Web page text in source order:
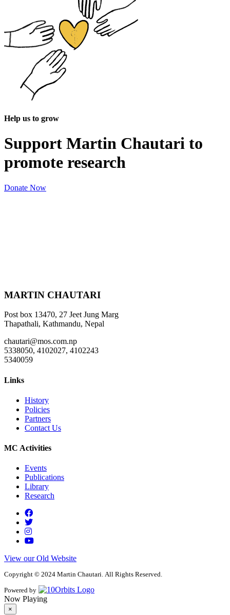
Help us to grow
Support Martin Chautari to
promote research
Donate Now
MARTIN CHAUTARI
Post box 13470, 27 Jeet Jung Marg
Thapathali, Kathmandu, Nepal
chautari@mos.com.np
5338050, 4102027, 4102243
5340059
Links
History
Policies
Partners
Contact Us
MC Activities
Events
Publications
Library
Research
View our Old Website
Copyright © 2024 Martin Chautari. All Rights Reserved.
Powered by
Now Playing
×